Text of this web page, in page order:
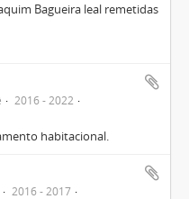
Bagueira leal remetidas
2016 - 2022
habitacional.
2016 - 2017